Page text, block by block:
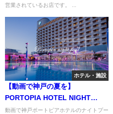
営業されているお店です。 ...
ホテル・施設
【動画で神戸の夏を】
PORTOPIA HOTEL NIGHT
POOL 2021へ【JAPAN KOBE
動画で神戸ポートピアホテルのナイトプー